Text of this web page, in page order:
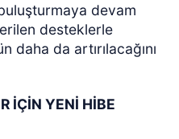
devam
desteklerle
daha da artırılacağını
İÇİN YENİ HİBE